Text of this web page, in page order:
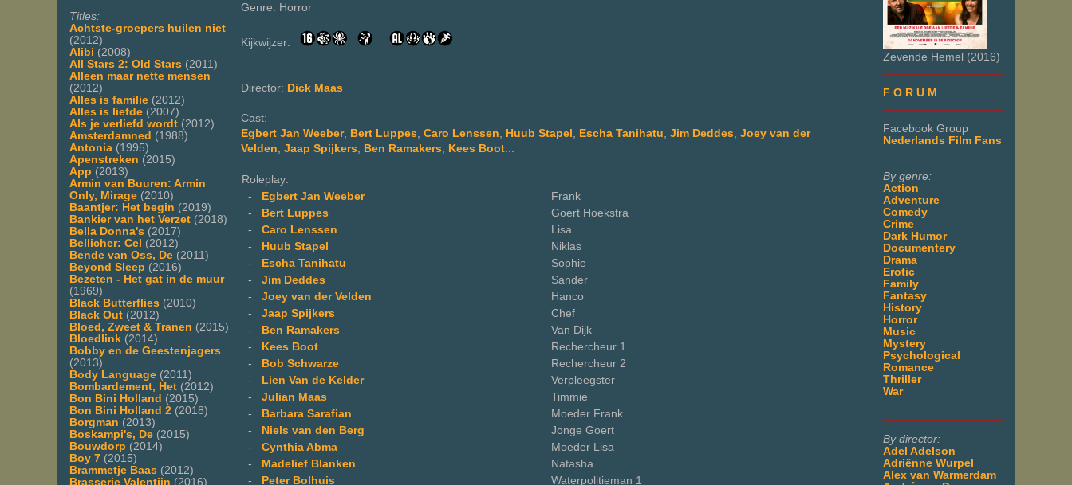
Titles:
Achtste-groepers huilen niet
(2012)
Alibi (2008)
All Stars 2: Old Stars (2011)
Alleen maar nette mensen
(2012)
Alles is familie (2012)
Alles is liefde (2007)
Als je verliefd wordt (2012)
Amsterdamned (1988)
Antonia (1995)
Apenstreken (2015)
App (2013)
Armin van Buuren: Armin
Only, Mirage (2010)
Baantjer: Het begin (2019)
Bankier van het Verzet (2018)
Bella Donna's (2017)
Bellicher: Cel (2012)
Bende van Oss, De (2011)
Beyond Sleep (2016)
Bezeten - Het gat in de muur
(1969)
Black Butterflies (2010)
Black Out (2012)
Bloed, Zweet & Tranen (2015)
Bloedlink (2014)
Bobby en de Geestenjagers
(2013)
Body Language (2011)
Bombardement, Het (2012)
Bon Bini Holland (2015)
Bon Bini Holland 2 (2018)
Borgman (2013)
Boskampi's, De (2015)
Bouwdorp (2014)
Boy 7 (2015)
Brammetje Baas (2012)
Brasserie Valentijn (2016)
Zevende Hemel (2016)
F O R U M
Facebook Group
Nederlands Film Fans
By genre:
Action
Adventure
Comedy
Crime
Dark Humor
Documentery
Drama
Erotic
Family
Fantasy
History
Horror
Music
Mystery
Psychological
Romance
Thriller
War
By director:
Adel Adelson
Adriënne Wurpel
Alex van Warmerdam
Genre: Horror
Kijkwijzer:
Director: Dick Maas
Cast:
Egbert Jan Weeber, Bert Luppes Caro Lenssen Huub Stapel Escha Tanihatu Jim Deddes Joey van der
Velden Jaap Spijkers Ben Ramakers Kees Boot
Roleplay:
-
Egbert Jan Weeber
Frank
-
Bert Luppes
Goert Hoekstra
- Caro Lenssen
Lisa
-
Huub Stapel
Niklas
-
Escha Tanihatu
Sophie
- Jim Deddes
Sander
- Joey van der Velden
Hanco
- Jaap Spijkers
Chef
-
Ben Ramakers
Van Dijk
-
Kees Boot
Rechercheur 1
-
Bob Schwarze
Rechercheur 2
-
Lien Van de Kelder
Verpleegster
- Julian Maas
Timmie
-
Barbara Sarafian
Moeder Frank
-
Niels van den Berg
Jonge Goert
- Cynthia Abma
Moeder Lisa
-
Madelief Blanken
Natasha
-
Peter Bolhuis
Waterpolitieman 1